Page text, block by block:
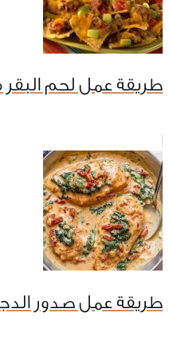
طريقة عمل لحم البقر
طريقة عمل صدور